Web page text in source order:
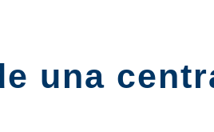
una